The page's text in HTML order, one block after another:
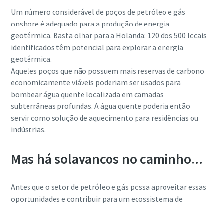
Um número considerável de poços de petróleo e gás
onshore é adequado para a produção de energia
geotérmica. Basta olhar para a Holanda: 120 dos 500 locais
identificados têm potencial para explorar a energia
geotérmica.
Aqueles poços que não possuem mais reservas de carbono
economicamente viáveis poderiam ser usados para
bombear água quente localizada em camadas
subterrâneas profundas. A água quente poderia então
servir como solução de aquecimento para residências ou
indústrias.
Mas há solavancos no caminho...
Antes que o setor de petróleo e gás possa aproveitar essas
oportunidades e contribuir para um ecossistema de